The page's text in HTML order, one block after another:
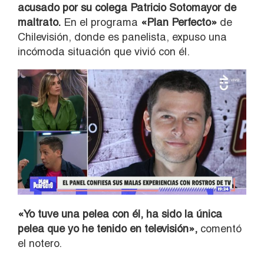
acusado por su colega Patricio Sotomayor de
maltrato. En el programa «Plan Perfecto» de
Chilevisión, donde es panelista, expuso una
incómoda situación que vivió con él.
«Yo tuve una pelea con él, ha sido la única
pelea que yo he tenido en televisión», comentó
el notero.